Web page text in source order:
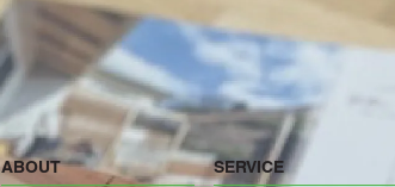
ABOUT SERVICE